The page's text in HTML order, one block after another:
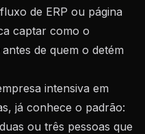
de ERP ou página
captar como o
antes de quem o detém
intensiva em
já conhece o padrão:
ou três pessoas que